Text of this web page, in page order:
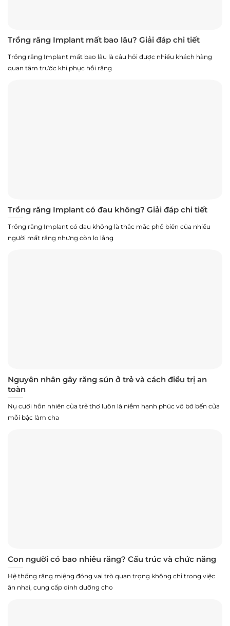
Trồng răng Implant mất bao lâu? Giải đáp chi tiết
Trồng răng Implant mất bao lâu là câu hỏi được nhiều khách hàng
quan tâm trước khi phục hồi răng
Trồng răng Implant có đau không? Giải đáp chi tiết
Trồng răng Implant có đau không là thắc mắc phổ biến của nhiều
người mất răng nhưng còn lo lắng
Nguyên nhân gây răng sún ở trẻ và cách điều trị an
toàn
Nụ cười hồn nhiên của trẻ thơ luôn là niềm hạnh phúc vô bờ bến của
mỗi bậc làm cha
Con người có bao nhiêu răng? Cấu trúc và chức năng
Hệ thống răng miệng đóng vai trò quan trọng không chỉ trong việc
ăn nhai, cung cấp dinh dưỡng cho